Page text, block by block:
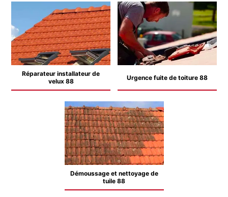
Réparateur installateur de
velux 88
Urgence fuite de toiture 88
Démoussage et nettoyage de
tuile 88